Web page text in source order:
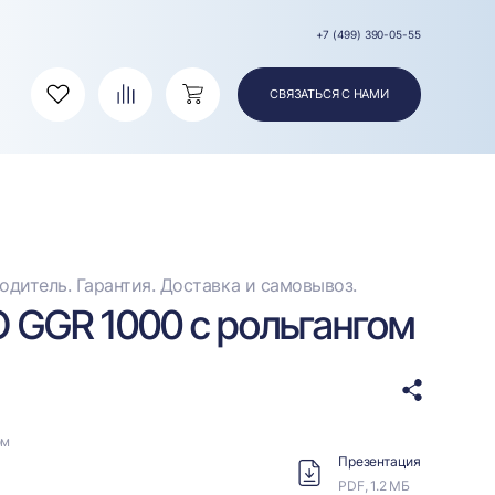
+7 (499) 390-05-55
Избранное СравнениеКорзина СВЯЗАТЬСЯ С НАМИ
Гарантия. Доставка и самовывоз.
GGR 1000 с рольгангом
Презентация
PDF, 1.2 МБ